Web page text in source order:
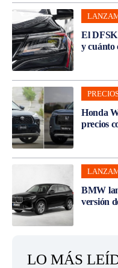
El DFSK
y cuánto
Honda
precios
BMW
versión
LO MÁS